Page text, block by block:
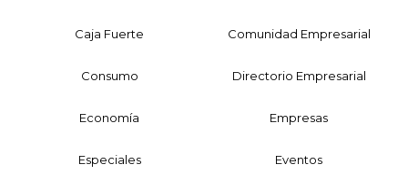
Caja Fuerte Comunidad Empresarial
Consumo Directorio Empresarial
Economía Empresas
Especiales Eventos